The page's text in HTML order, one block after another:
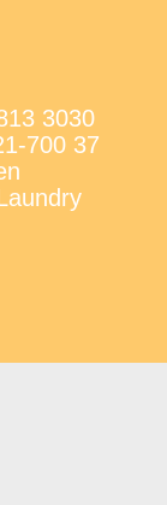
3030
700 37